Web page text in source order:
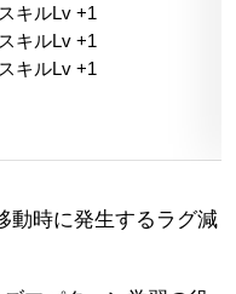
キルLv +1
キルLv +1
キルLv +1
動時に発生するラグ減